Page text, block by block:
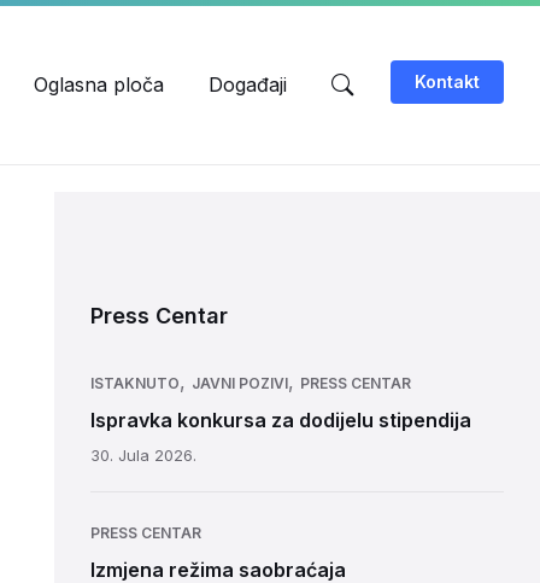
Oglasna ploča Događaji Kontakt
Press Centar
ISTAKNUTO, JAVNI POZIVI, PRESS CENTAR
Ispravka konkursa za dodijelu stipendija
30. Jula 2026.
PRESS CENTAR
Izmjena režima saobraćaja